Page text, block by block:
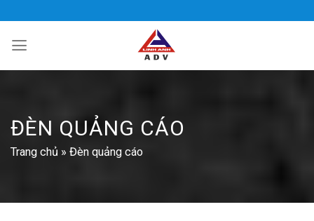
qua
nội
ĐÈN QUẢNG CÁO
Trang chủ » Đèn quảng cáo